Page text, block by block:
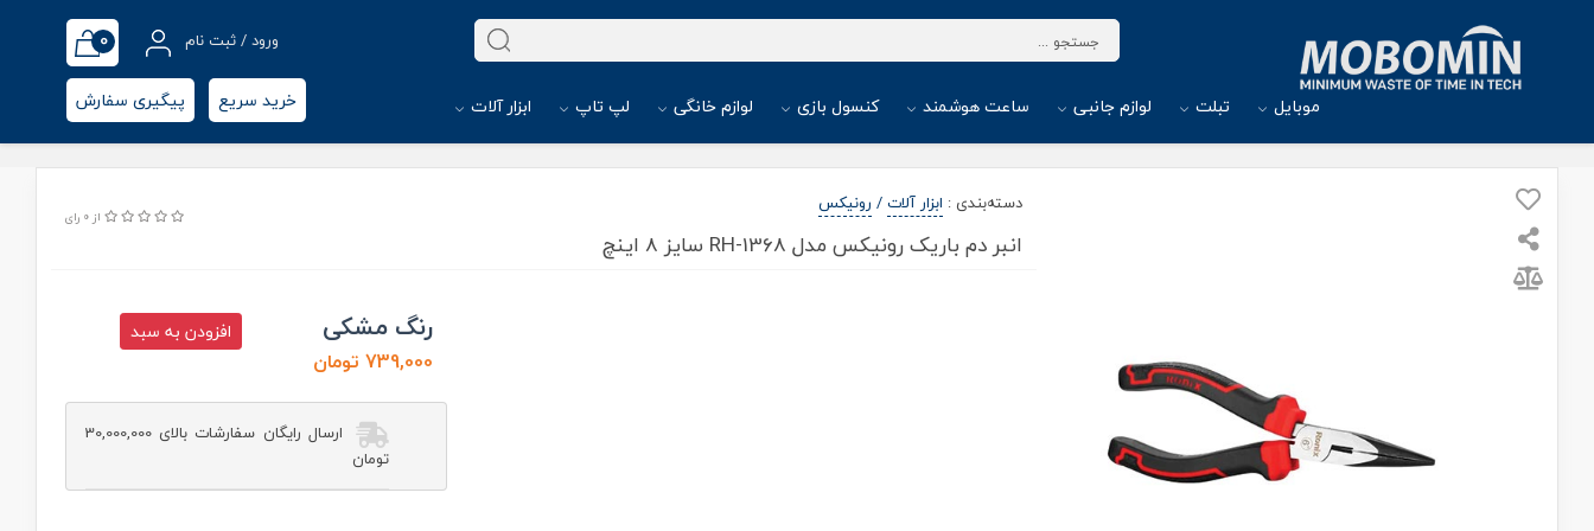
ورود / ثبت نام 0
موبایل تبلت لوازم جانبی ساعت هوشمند کنسول بازی لوازم خانگی لپ تاپ ابزار آلات خرید سریع پیگیری سفارش
دسته‌بندی : ابزار آلات/ رونیکس
انبر دم باریک رونیکس مدل RH-1368 سایز 8 اینچ
از 0 رای
رنگ مشکی
739,000 تومان
افزودن به سبد
ارسال رایگان سفارشات بالای 30,000,000
تومان